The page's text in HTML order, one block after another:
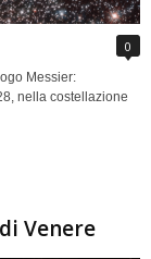
0
Messier:
nella costellazione
Venere